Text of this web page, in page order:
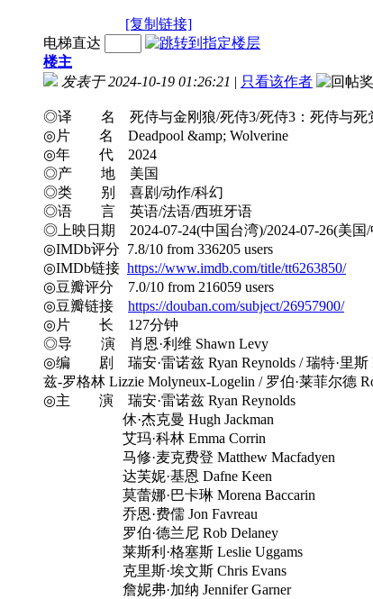
[复制链接]
电梯直达
楼主
发表于 2024-10-19 01:26:21 | 只看该作者
◎译 名 死侍与金刚狼/死侍3/死侍3：死侍与死党/
◎片 名 Deadpool &amp; Wolverine
◎年 代 2024
◎产 地 美国
◎类 别 喜剧/动作/科幻
◎语 言 英语/法语/西班牙语
◎上映日期 2024-07-24(中国台湾)/2024-07-26(美国
◎IMDb评分 7.8/10 from 336205 users
◎IMDb链接 https://www.imdb.com/title/tt6263850/
◎豆瓣评分 7.0/10 from 216059 users
◎豆瓣链接 https://douban.com/subject/26957900/
◎片 长 127分钟
◎导 演 肖恩·利维 Shawn Levy
◎编 剧 瑞安·雷诺兹 Ryan Reynolds / 瑞特·里斯
兹-罗格林 Lizzie Molyneux-Logelin / 罗伯·莱菲尔德
◎主 演 瑞安·雷诺兹 Ryan Reynolds
休·杰克曼 Hugh Jackman
艾玛·科林 Emma Corrin
马修·麦克费登 Matthew Macfadyen
达芙妮·基恩 Dafne Keen
莫蕾娜·巴卡琳 Morena Baccarin
乔恩·费儒 Jon Favreau
罗伯·德兰尼 Rob Delaney
莱斯利·格塞斯 Leslie Uggams
克里斯·埃文斯 Chris Evans
詹妮弗·加纳 Jennifer Garner